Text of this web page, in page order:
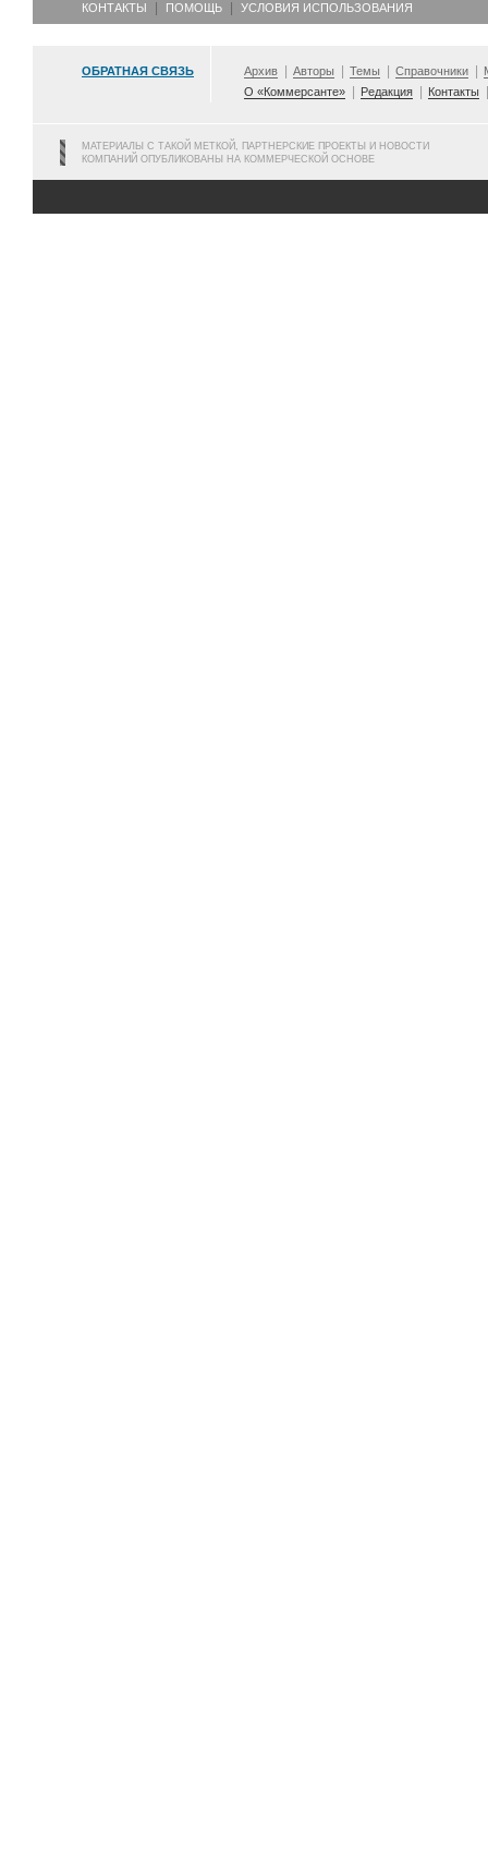
КОНТАКТЫ ПОМОЩЬ УСЛОВИЯ ИСПОЛЬЗОВАНИЯ
ОБРАТНАЯ СВЯЗЬ Архив Авторы Темы Справочники
О «Коммерсанте»
Редакция Контакты
МАТЕРИАЛЫ С ТАКОЙ МЕТКОЙ, ПАРТНЕРСКИЕ ПРОЕКТЫ И НОВОСТИ
КОМПАНИЙ ОПУБЛИКОВАНЫ НА КОММЕРЧЕСКОЙ ОСНОВЕ